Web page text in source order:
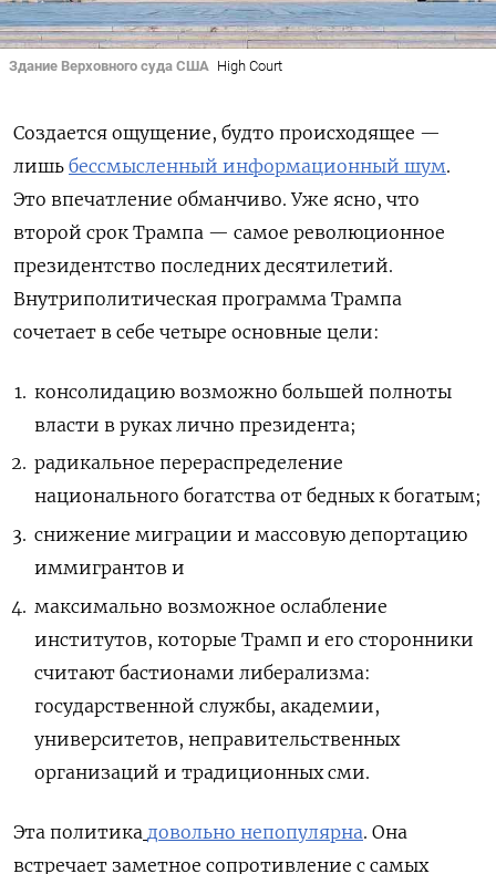
Здание Верховного суда США High Court
Создается ощущение, будто происходящее —
лишь бессмысленный информационный шум.
Это впечатление обманчиво. Уже ясно, что
второй срок Трампа — самое революционное
президентство последних десятилетий.
Внутриполитическая программа Трампа
сочетает в себе четыре основные цели:
консолидацию возможно большей полноты
власти в руках лично президента;
радикальное перераспределение
национального богатства от бедных к богатым;
снижение миграции и массовую депортацию
иммигрантов и
максимально возможное ослабление
институтов, которые Трамп и его сторонники
считают бастионами либерализма:
государственной службы, академии,
университетов, неправительственных
организаций и традиционных сми.
Эта политика довольно непопулярна. Она
встречает заметное сопротивление с самых